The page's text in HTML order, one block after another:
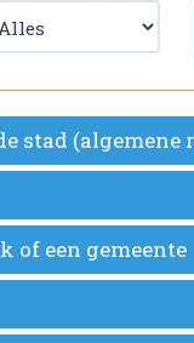
stad (algemene
of een gemeente